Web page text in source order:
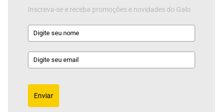
Inscreva-se e receba promoções e novidades do Galo
Enviar